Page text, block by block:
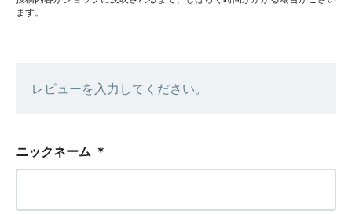
ます。
レビューを入力してください。
ニックネーム ＊